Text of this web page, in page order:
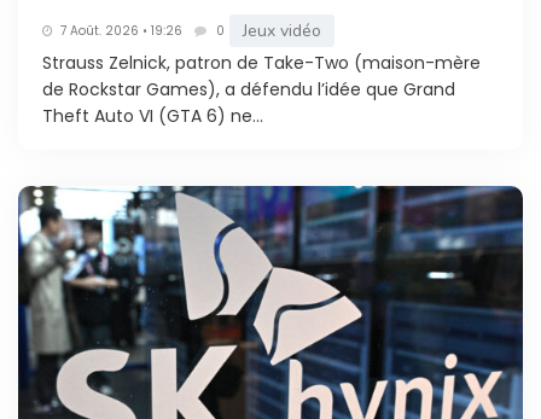
7 Août. 2026 • 19:26 0 Jeux vidéo
Strauss Zelnick, patron de Take-Two (maison-mère
de Rockstar Games), a défendu l’idée que Grand
Theft Auto VI (GTA 6) ne...